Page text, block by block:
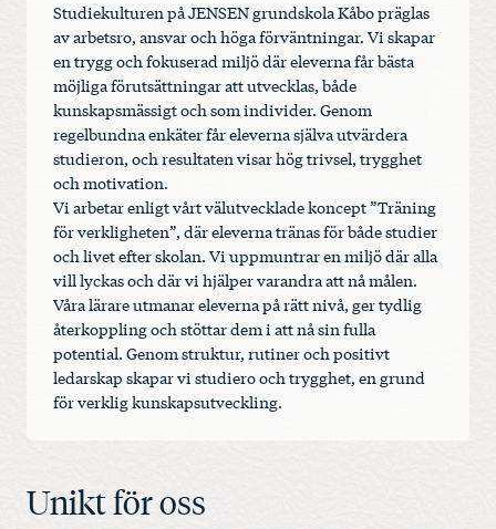
Studiekulturen på JENSEN grundskola Kåbo präglas
av arbetsro, ansvar och höga förväntningar. Vi skapar
en trygg och fokuserad miljö där eleverna får bästa
möjliga förutsättningar att utvecklas, både
kunskapsmässigt och som individer. Genom
regelbundna enkäter får eleverna själva utvärdera
studieron, och resultaten visar hög trivsel, trygghet
och motivation.
Vi arbetar enligt vårt välutvecklade koncept ”Träning
för verkligheten”, där eleverna tränas för både studier
och livet efter skolan. Vi uppmuntrar en miljö där alla
vill lyckas och där vi hjälper varandra att nå målen.
Våra lärare utmanar eleverna på rätt nivå, ger tydlig
återkoppling och stöttar dem i att nå sin fulla
potential. Genom struktur, rutiner och positivt
ledarskap skapar vi studiero och trygghet, en grund
för verklig kunskapsutveckling.
Unikt för oss